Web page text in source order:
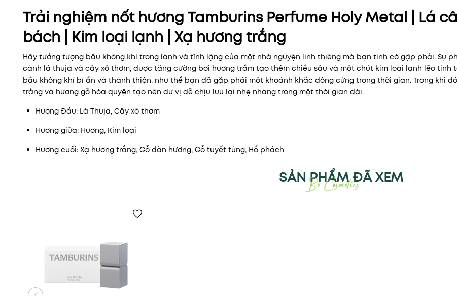
Trải nghiệm nốt hương Tamburins Perfume Holy Metal | Lá
bách | Kim loại lạnh | Xạ hương trắng
Hãy tưởng tượng bầu không khí trong lành và tĩnh lặng của một nhà nguyện linh thiêng mà bạn tình cờ gặp phải. Sự
cành lá thuja và cây xô thơm, được tăng cường bởi hương trầm tạo thêm chiều sâu và một chút kim loại lạnh lẽo tinh
bầu không khí bí ẩn và thánh thiện, như thể bạn đã gặp phải một khoảnh khắc đông cứng trong thời gian. Trong khi
trắng và hương gỗ hòa quyện tạo nên dư vị dễ chịu lưu lại nhẹ nhàng trong một thời gian dài.
Hương Đầu: Lá Thuja, Cây xô thơm
Hương giữa: Hương, Kim loại
Hương cuối: Xạ hương trắng, Gỗ đàn hương, Gỗ tuyết tùng, Hổ phách
SẢN PHẨM ĐÃ XEM